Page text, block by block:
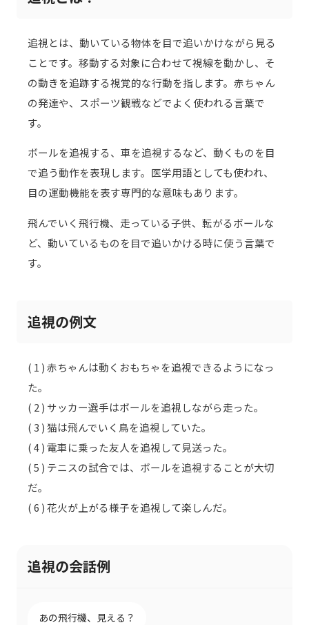
追視とは、動いている物体を目で追いかけながら見る
ことです。移動する対象に合わせて視線を動かし、そ
の動きを追跡する視覚的な行動を指します。赤ちゃん
の発達や、スポーツ観戦などでよく使われる言葉で
す。
ボールを追視する、車を追視するなど、動くものを目
で追う動作を表現します。医学用語としても使われ、
目の運動機能を表す専門的な意味もあります。
飛んでいく飛行機、走っている子供、転がるボールな
ど、動いているものを目で追いかける時に使う言葉で
す。
追視の例文
( 1 ) 赤ちゃんは動くおもちゃを追視できるようになっ
た。
( 2 ) サッカー選手はボールを追視しながら走った。
( 3 ) 猫は飛んでいく鳥を追視していた。
( 4 ) 電車に乗った友人を追視して見送った。
( 5 ) テニスの試合では、ボールを追視することが大切
だ。
( 6 ) 花火が上がる様子を追視して楽しんだ。
追視の会話例
あの飛行機、見える？